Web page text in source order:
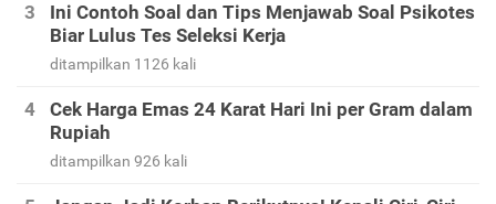
Ini Contoh Soal dan Tips Menjawab Soal Psikotes
Biar Lulus Tes Seleksi Kerja
ditampilkan 1126 kali
Cek Harga Emas 24 Karat Hari Ini per Gram dalam
Rupiah
ditampilkan 926 kali